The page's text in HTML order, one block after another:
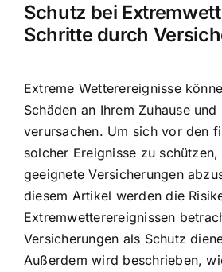
Schutz bei
Schritte durch
Extreme Wetterereignisse
Schäden an Ihrem Zuhause und
verursachen. Um sich vor den
solcher Ereignisse zu
geeignete Versicherungen
diesem Artikel werden die
Extremwetterereignissen
Versicherungen als Schutz
Außerdem wird beschrieben,